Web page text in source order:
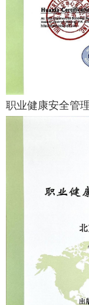
职业健康安全管